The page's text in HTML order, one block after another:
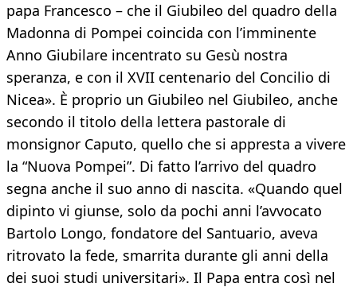
papa Francesco – che il Giubileo del quadro della
Madonna di Pompei coincida con l’imminente
Anno Giubilare incentrato su Gesù nostra
speranza, e con il XVII centenario del Concilio di
Nicea». È proprio un Giubileo nel Giubileo, anche
secondo il titolo della lettera pastorale di
monsignor Caputo, quello che si appresta a vivere
la “Nuova Pompei”. Di fatto l’arrivo del quadro
segna anche il suo anno di nascita. «Quando quel
dipinto vi giunse, solo da pochi anni l’avvocato
Bartolo Longo, fondatore del Santuario, aveva
ritrovato la fede, smarrita durante gli anni della
dei suoi studi universitari». Il Papa entra così nel